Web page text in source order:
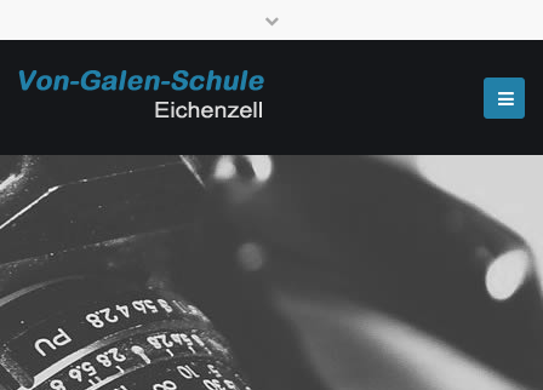
poststelle.7667@schule.landkreis-fulda.de